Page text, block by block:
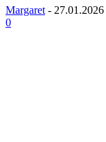
Margaret - 27.01.2026
0